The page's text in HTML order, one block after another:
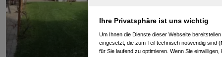
Ihre Privatsphäre ist uns wichtig
Um Ihnen die Dienste dieser Webseite
eingesetzt, die zum Teil technisch notwendig sind (
für Sie laufend zu optimieren. Wenn Sie